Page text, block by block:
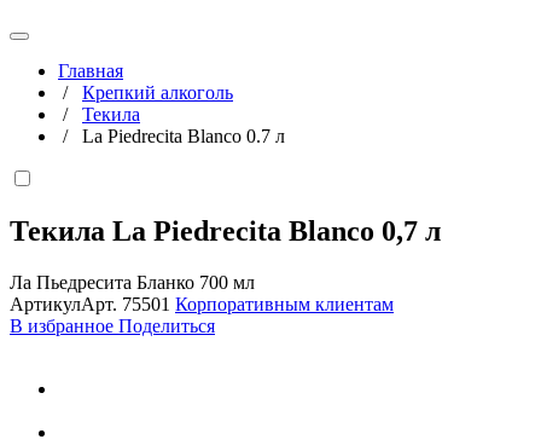
Главная
/ Крепкий алкоголь
/ Текила
/ La Piedrecita Blanco 0.7 л
Текила La Piedrecita Blanco 0,7 л
Ла Пьедресита Бланко 700 мл
АртикулАрт. 75501 Корпоративным клиентам
В избранное Поделиться